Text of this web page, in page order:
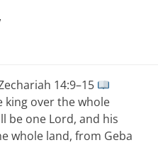
14:9–15
king over the whole
be one Lord, and his
whole land, from Geba